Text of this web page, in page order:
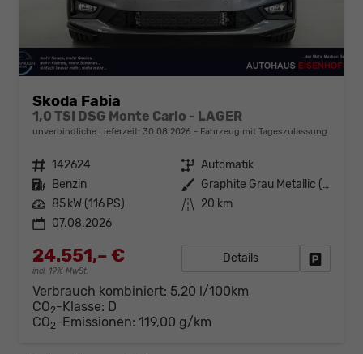
Skoda Fabia
1,0 TSI DSG Monte Carlo - LAGER
unverbindliche Lieferzeit: 30.08.2026 Fahrzeug mit Tageszulassung
Fahrzeugnr. 142624 Getriebe Automatik
Kraftstoff Benzin Außenfarbe
Graphite Grau Metallic (5X)
Leistung 85 kW (116 PS) Kilometerstand 20 km
07.08.2026
24.551,– €
incl. 19% MwSt.
Details
Verbrauch kombiniert: 5,20 l/100km
CO2-Klasse: D
CO2-Emissionen: 119,00 g/km